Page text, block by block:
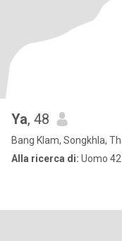
Ya, 48
Bang Klam, Songkhla,
Alla ricerca di: Uomo